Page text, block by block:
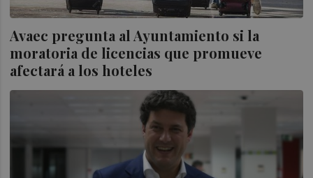
Avaec pregunta al Ayuntamiento si la
moratoria de licencias que promueve
afectará a los hoteles